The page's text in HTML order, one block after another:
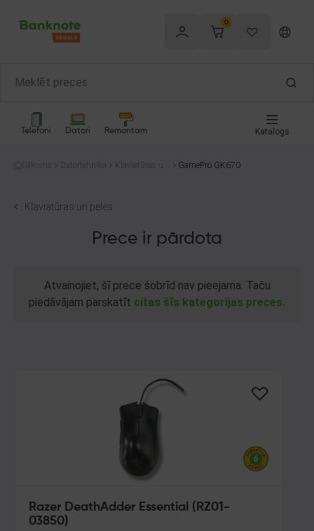
0
Telefoni Datori Remontam Katalogs
Sākums Datortehnika
Klaviatūras un
GamePro GK670
Klaviatūras un peles
Prece ir pārdota
Atvainojiet, šī prece šobrīd nav pieejama. Taču
piedāvājam parskatīt citas šīs kategorijas preces.
Razer DeathAdder Essential (RZ01-
03850)